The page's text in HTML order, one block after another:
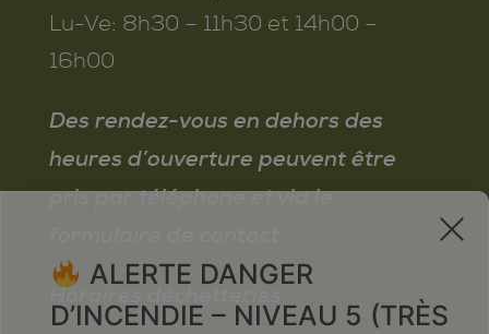
Lu-Ve: 8h30 – 11h30 et 14h00 –
16h00
Des rendez-vous en dehors des
heures d’ouverture peuvent être
pris par téléphone et via le
Horaires déchetteries
x
ALERTE DANGER
D’INCENDIE – NIVEAU 5 (TRÈS